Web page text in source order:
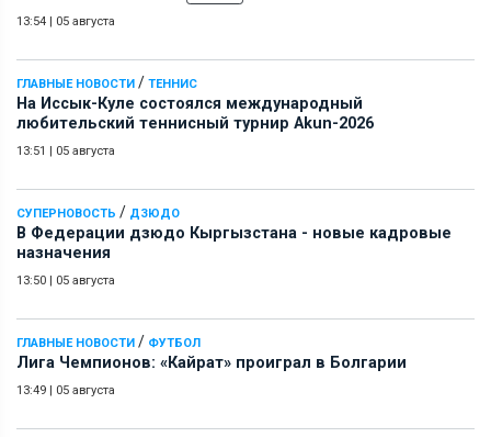
13:54 | 05 августа
ГЛАВНЫЕ НОВОСТИ / ТЕННИС
На Иссык-Куле состоялся международный
любительский теннисный турнир Akun-2026
13:51 | 05 августа
СУПЕРНОВОСТЬ / ДЗЮДО
В Федерации дзюдо Кыргызстана - новые кадровые
назначения
13:50 | 05 августа
ГЛАВНЫЕ НОВОСТИ / ФУТБОЛ
Лига Чемпионов: «Кайрат» проиграл в Болгарии
13:49 | 05 августа